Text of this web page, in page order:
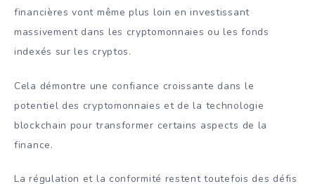
financières vont même plus loin en investissant
massivement dans les cryptomonnaies ou les fonds
indexés sur les cryptos.
Cela démontre une confiance croissante dans le
potentiel des cryptomonnaies et de la technologie
blockchain pour transformer certains aspects de la
finance.
La régulation et la conformité restent toutefois des défis